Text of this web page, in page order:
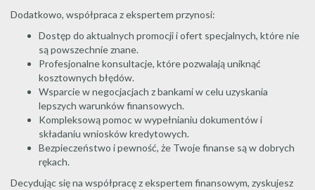
Dodatkowo, współpraca z ekspertem przynosi:
Dostęp do aktualnych promocji i ofert specjalnych, które nie
są powszechnie znane.
Profesjonalne konsultacje, które pozwalają uniknąć
kosztownych błędów.
Wsparcie w negocjacjach z bankami w celu uzyskania
lepszych warunków finansowych.
Kompleksową pomoc w wypełnianiu dokumentów i
składaniu wniosków kredytowych.
Bezpieczeństwo i pewność, że Twoje finanse są w dobrych
rękach.
Decydując się na współpracę z ekspertem finansowym, zyskujesz